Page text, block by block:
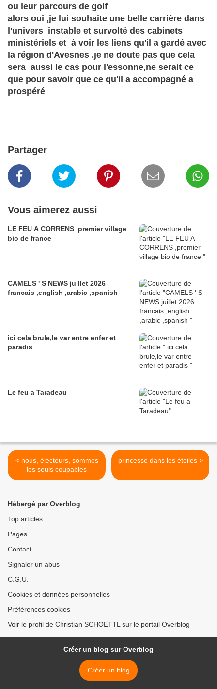
ou leur parcours de golf
alors oui ,je lui souhaite une belle carrière dans
l'univers instable et survolté des cabinets
ministériels et à voir les liens qu'il a gardé avec
la région d'Avesnes ,je ne doute pas que cela
sera aussi le cas pour l'essonne,ne serait ce
que pour savoir que ce qu'il a accompagné a
prospéré
Partager
Vous aimerez aussi
LE FEU A CORRENS ,premier village
bio de france
CAMELS ' S NEWS juillet 2026
francais ,english ,arabic ,spanish
ici cela brule,le var entre enfer et
paradis
Le feu a Taradeau
< nous, électeurs, sommes
les seuls coupables
princesse dans les étoiles >
Hébergé par Overblog
Top articles
Pages
Contact
Signaler un abus
C.G.U.
Cookies et données personnelles
Préférences cookies
Voir le profil de Christian SCHOETTL sur le portail Overblog
Créer un blog sur Overblog
Créer un blog